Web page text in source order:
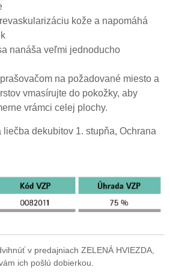
kože a napomáhá
nanáša veľmi jednoducho
na požadované miesto a
vmasírujte do pokožky, aby
vrámci celej plochy.
liečba dekubitov 1. stupňa, Ochrana
v predajniach ZELENÁ HVIEZDA,
ich pošlú dobierkou.